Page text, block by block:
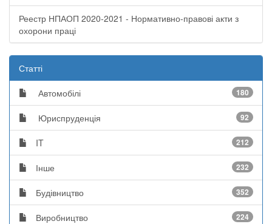
Реестр НПАОП 2020-2021 - Нормативно-правові акти з
охорони праці
Статті
Автомобілі 180
Юриспруденція 92
IT 212
Інше 232
Будівництво 352
Виробництво 224